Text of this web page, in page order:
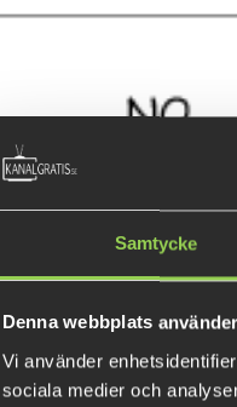
Samtycke
Denna webbplats
Vi använder
sociala medier och